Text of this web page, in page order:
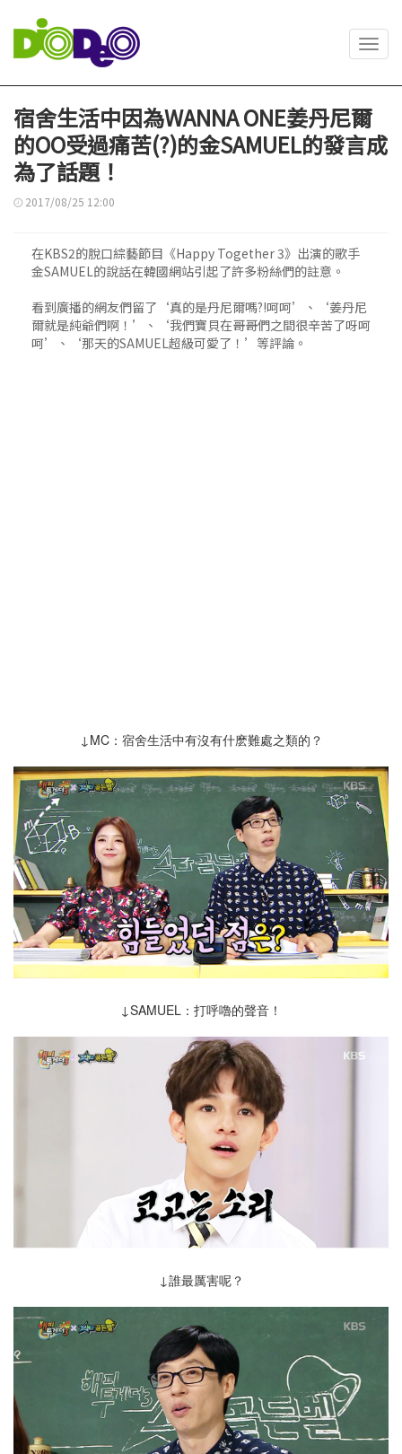
宿舍生活中因為WANNA ONE姜丹尼爾
的OO受過痛苦(?)的金SAMUEL的發言成
為了話題！
2017/08/25 12:00
在KBS2的脫口綜藝節目《Happy Together 3》出演的歌手
金SAMUEL的說話在韓國網站引起了許多粉絲們的註意。
看到廣播的網友們留了‘真的是丹尼爾嗎?!呵呵’、‘姜丹尼
爾就是純爺們啊！’、‘我們寶貝在哥哥們之間很辛苦了呀呵
呵’、‘那天的SAMUEL超級可愛了！’等評論。
↓MC：宿舍生活中有沒有什麽難處之類的？
↓SAMUEL：打呼嚕的聲音！
↓誰最厲害呢？